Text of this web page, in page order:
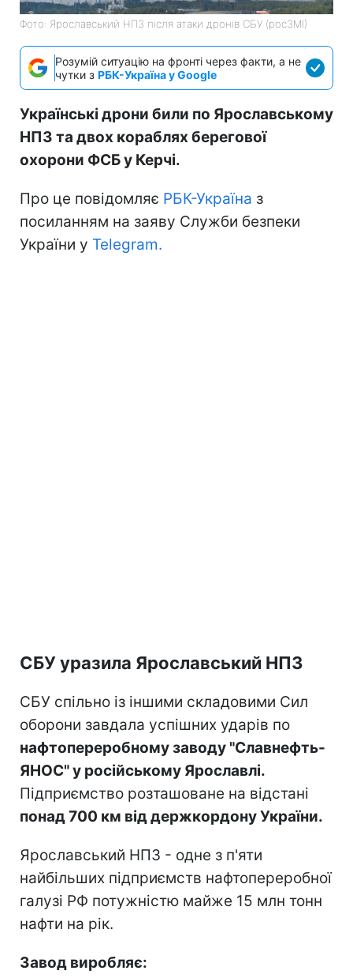
Фото: Ярославський НПЗ після атаки дронів СБУ (росЗМІ)
Розумій ситуацію на фронті через факти, а не
чутки з РБК-Україна у Google
Українські дрони били по Ярославському
НПЗ та двох кораблях берегової
охорони ФСБ у Керчі.
Про це повідомляє РБК-Україна з
посиланням на заяву Служби безпеки
України у Telegram.
СБУ уразила Ярославський НПЗ
СБУ спільно із іншими складовими Сил
оборони завдала успішних ударів по
нафтопереробному заводу "Славнефть-
ЯНОС" у російському Ярославлі.
Підприємство розташоване на відстані
понад 700 км від держкордону України.
Ярославський НПЗ - одне з п'яти
найбільших підприємств нафтопереробної
галузі РФ потужністю майже 15 млн тонн
нафти на рік.
Завод виробляє: